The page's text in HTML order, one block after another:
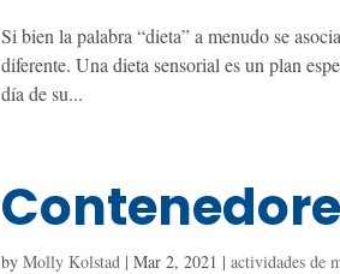
Si bien la palabra “dieta” a menudo se
diferente. Una dieta sensorial es un plan
día de su...
byMolly Kolstad |Mar 2, 2021 |actividades de